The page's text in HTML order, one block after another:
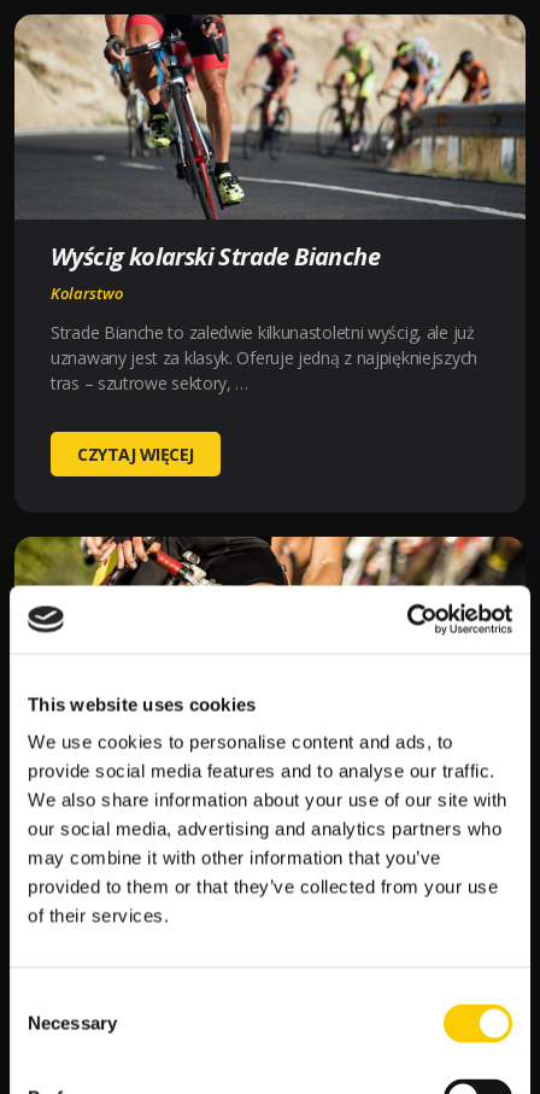
This website uses cookies
We use cookies to personalise content and ads, to
provide social media features and to analyse our traffic.
We also share information about your use of our site with
our social media, advertising and analytics partners who
may combine it with other information that you’ve
provided to them or that they’ve collected from your use
of their services.
Selection
Necessary
KATALONII
Wyścig kolarski Strade Bianche
Kolarstwo
Strade Bianche to zaledwie kilkunastoletni wyścig, ale już
uznawany jest za klasyk. Oferuje jedną z najpiękniejszych
tras – szutrowe sektory, …
WYŚCIG
KOLARSKI
BIANCHE
CZYTAJ WIĘCEJ
Wyścig kolarski Paryż-Nicea
81. edycja Paryż-Nicea odbędzie się w dniach 5 – 12
marca 2023 r. Wydarzenie to jest jednym z
najważniejszych po …
PARYŻ-